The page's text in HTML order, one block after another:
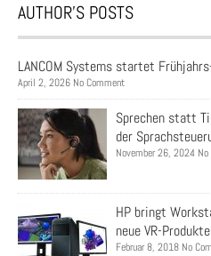
AUTHOR’S POSTS
LANCOM Systems startet
April 2, 2026 No Comment
Sprechen statt
der
November 26, 2024
HP bringt
neue VR-Produkte
Februar 8, 2018 No